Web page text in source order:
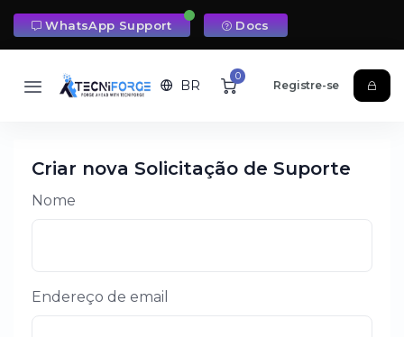
WhatsApp Support Docs
BR
0
Registre-se
Criar nova Solicitação de Suporte
Nome
Endereço de email